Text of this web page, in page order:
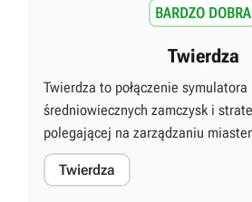
BARDZO DOBRA
Twierdza
Twierdza to połączenie symulatora
średniowiecznych zamczysk i
polegającej na zarządzaniu
Twierdza